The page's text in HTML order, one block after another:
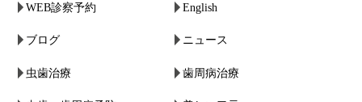
WEB診察予約 English
ブログ ニュース
虫歯治療 歯周病治療